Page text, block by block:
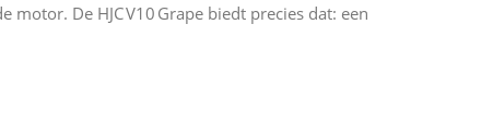
De HJC V10 Grape biedt precies dat: een